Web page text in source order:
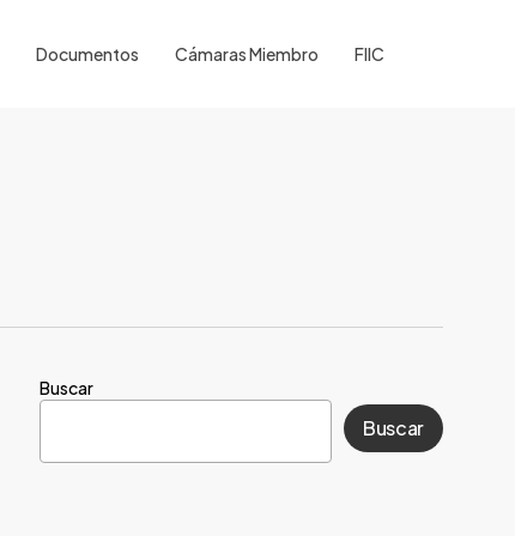
Documentos Cámaras Miembro FIIC
Buscar
Buscar